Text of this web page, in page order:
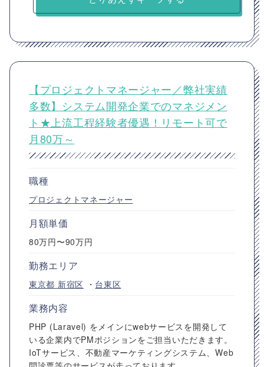
【プロジェクトマネージャー／弊社実績
多数】システム開発企業でのマネジメン
ト★上流工程経験者優遇！リモート可で
月80万～
職種
プロジェクトマネージャー
月額単価
80万円〜90万円
勤務エリア
東京都 新宿区 ・ 台東区
業務内容
PHP (Laravel) をメインにwebサービスを開発して
いる企業内でPMポジションをご担当いただきます。
IoTサービス、不動産マーケティングシステム、Web